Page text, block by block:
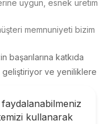
uygun, esnek üretim
memnuniyeti bizim
başarılarına katkıda
geliştiriyor ve yeniliklere
kullanarak